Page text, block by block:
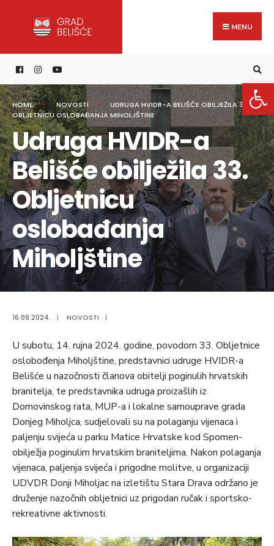
content
MENU
HOME NOVOSTI
UDRUGA HVIDR-A BELIŠĆE OBILJEŽILA 33.
OBLJETNICU OSLOBAĐANJA MIHOLJŠTINE
Udruga HVIDR-a
Belišće obilježila 33.
Obljetnicu
oslobađanja
Miholjštine
16.09.2024. | NOVOSTI |
U subotu, 14. rujna 2024. godine, povodom 33. Obljetnice
oslobođenja Miholjštine, predstavnici udruge HVIDR-a
Belišće u nazočnosti članova obitelji poginulih hrvatskih
branitelja, te predstavnika udruga proizašlih iz
Domovinskog rata, MUP-a i lokalne samouprave grada
Donjeg Miholjca, sudjelovali su na polaganju vijenaca i
paljenju svijeća u parku Matice Hrvatske kod Spomen-
obilježja poginulim hrvatskim braniteljima. Nakon polaganja
vijenaca, paljenja svijeća i prigodne molitve, u organizaciji
UDVDR Donji Miholjac na izletištu Stara Drava održano je
druženje nazočnih obljetnici uz prigodan ručak i sportsko-
rekreativne aktivnosti.
for: